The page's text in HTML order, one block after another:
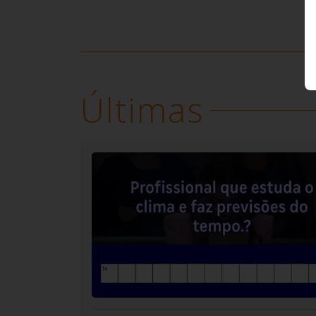
75.
A famosa irmã de Pedrinho e neta de Dona
Benta do sítio do pica-pau amarelo.
Famoso hit do Tiririca lançado em 1996.
Número que ocupa a primeira posição.
Últimas